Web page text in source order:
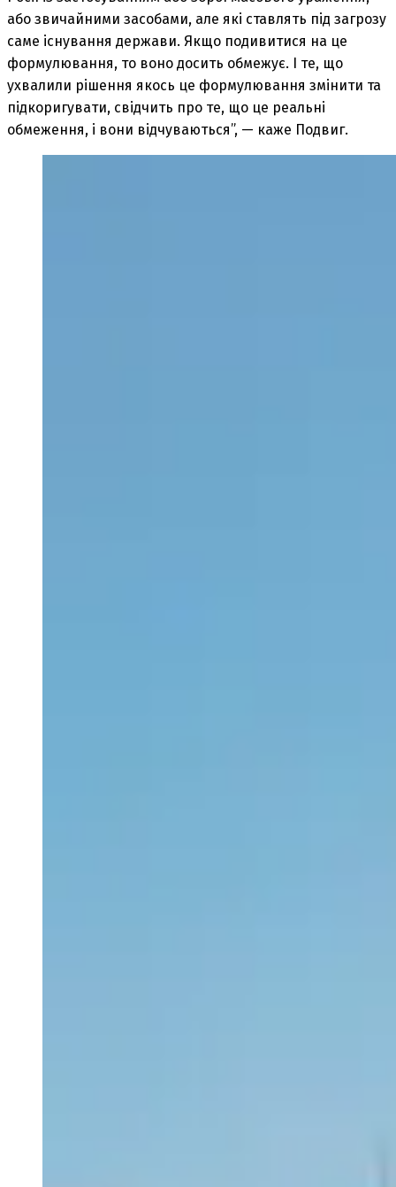
або звичайними засобами, але які ставлять під загрозу
саме існування держави. Якщо подивитися на це
формулювання, то воно досить обмежує. І те, що
ухвалили рішення якось це формулювання змінити та
підкоригувати, свідчить про те, що це реальні
обмеження, і вони відчуваються”, — каже Подвиг.